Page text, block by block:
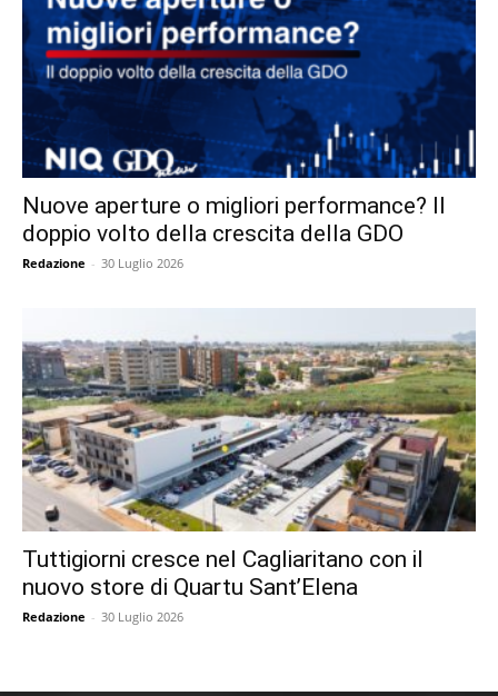
Nuove aperture o migliori performance? Il
doppio volto della crescita della GDO
Redazione - 30 Luglio 2026
Tuttigiorni cresce nel Cagliaritano con il
nuovo store di Quartu Sant’Elena
Redazione - 30 Luglio 2026